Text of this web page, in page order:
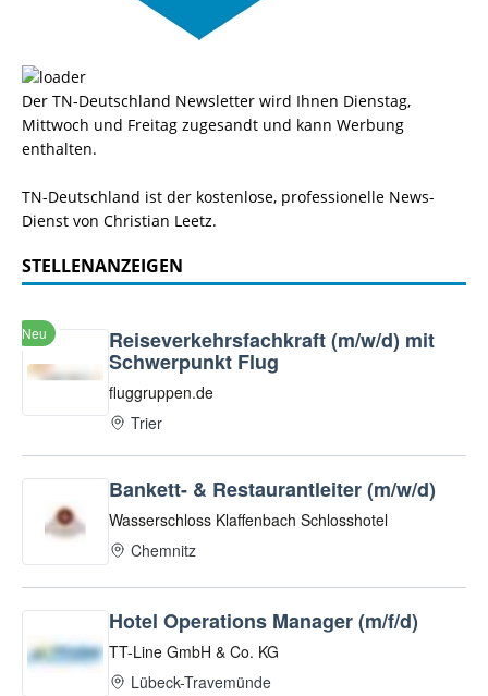
Der TN-Deutschland Newsletter wird Ihnen Dienstag,
Mittwoch und Freitag zugesandt und kann Werbung
enthalten.
TN-Deutschland ist der kostenlose, professionelle News-
Dienst von Christian Leetz.
STELLENANZEIGEN